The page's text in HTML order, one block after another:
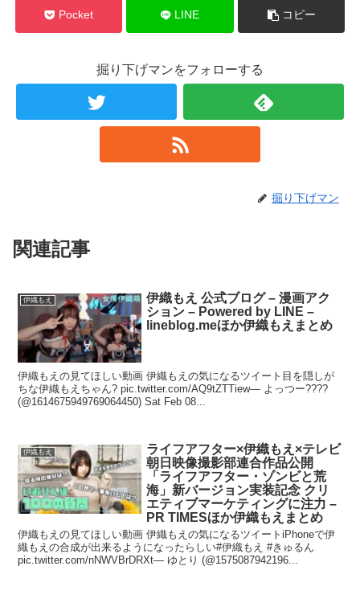
Pocket LINE コピー
掘り下げマンをフォローする
掘り下げマン
関連記事
伊織もえ
伊織もえ 公式ブログ – 漫画アク
ション – Powered by LINE –
lineblog.meほか伊織もえまとめ
伊織もえの見てほしい動画 伊織もえの気になるツイート目を隠しが
ちな伊織もえちゃん? pic.twitter.com/AQ9tZTTiew— よっつー????
(@1614675949769064450) Sat Feb 08...
伊織もえ
ライフアフター×伊織もえ×テレビ
朝日映像撮影部連合作品公開
「ライフアフター・ゾンビと荒
海」新バージョン実装記念 クリ
エティブマーケティングに注力 –
PR TIMESほか伊織もえまとめ
伊織もえの見てほしい動画 伊織もえの気になるツイートiPhoneで伊
織もえの合成が出来るようになったらしい#伊織もえ #きゅるん
pic.twitter.com/nNWVBrDRXt— ゆとり (@1575087942196...